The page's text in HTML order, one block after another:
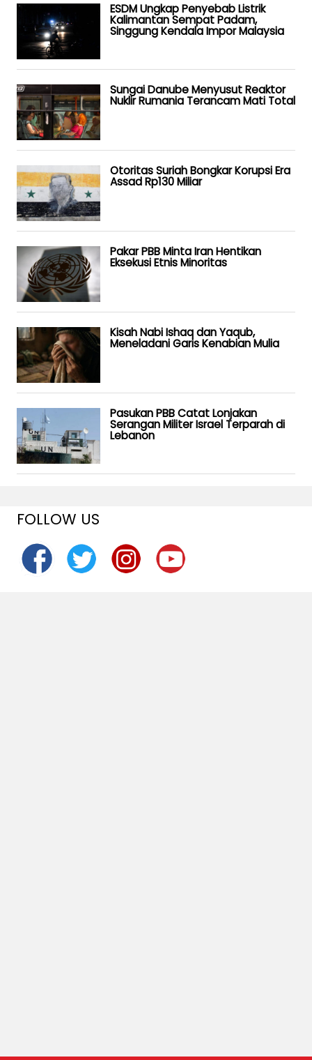
ESDM Ungkap Penyebab Listrik
Kalimantan Sempat Padam,
Singgung Kendala Impor Malaysia
Sungai Danube Menyusut Reaktor
Nuklir Rumania Terancam Mati Total
Otoritas Suriah Bongkar Korupsi Era
Assad Rp130 Miliar
Pakar PBB Minta Iran Hentikan
Eksekusi Etnis Minoritas
Kisah Nabi Ishaq dan Yaqub,
Meneladani Garis Kenabian Mulia
Pasukan PBB Catat Lonjakan
Serangan Militer Israel Terparah di
Lebanon
FOLLOW US